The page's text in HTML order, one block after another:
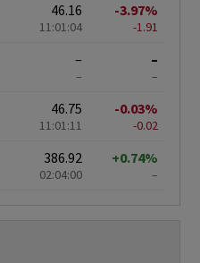
46.16
11:01:04
-3.97%
-1.91
–
–
–
–
46.75
11:01:11
-0.03%
-0.02
386.92
02:04:00
+0.74%
–